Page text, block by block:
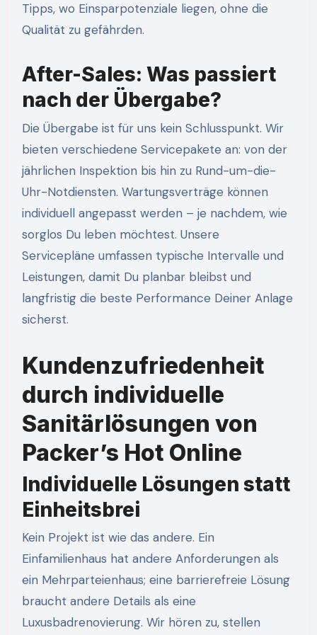
Tipps, wo Einsparpotenziale liegen, ohne die
Qualität zu gefährden.
After-Sales: Was passiert
nach der Übergabe?
Die Übergabe ist für uns kein Schlusspunkt. Wir
bieten verschiedene Servicepakete an: von der
jährlichen Inspektion bis hin zu Rund-um-die-
Uhr-Notdiensten. Wartungsverträge können
individuell angepasst werden – je nachdem, wie
sorglos Du leben möchtest. Unsere
Servicepläne umfassen typische Intervalle und
Leistungen, damit Du planbar bleibst und
langfristig die beste Performance Deiner Anlage
sicherst.
Kundenzufriedenheit
durch individuelle
Sanitärlösungen von
Packer’s Hot Online
Individuelle Lösungen statt
Einheitsbrei
Kein Projekt ist wie das andere. Ein
Einfamilienhaus hat andere Anforderungen als
ein Mehrparteienhaus; eine barrierefreie Lösung
braucht andere Details als eine
Luxusbadrenovierung. Wir hören zu, stellen